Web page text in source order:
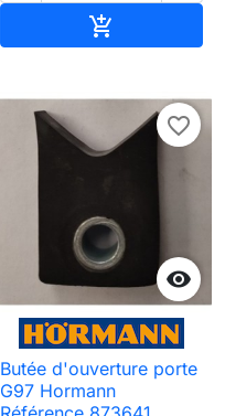


favorite_border
Butée d'ouverture porte
G97 Hormann